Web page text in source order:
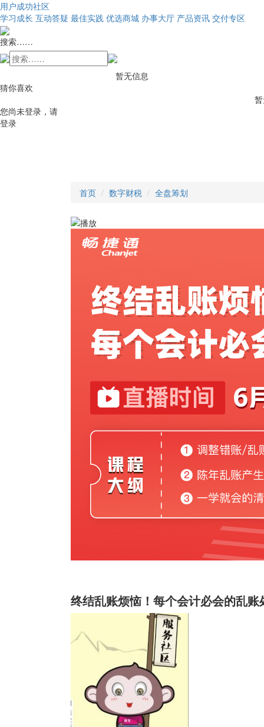
用户成功社区
学习成长 互动答疑 最佳实践 优选商城 办事大厅 产品资讯 交付专区
搜索……
暂无信息
猜你喜欢
您尚未登录，请
登录
首页 数字财税 全盘筹划
终结乱账烦恼！每个会计必会的乱账